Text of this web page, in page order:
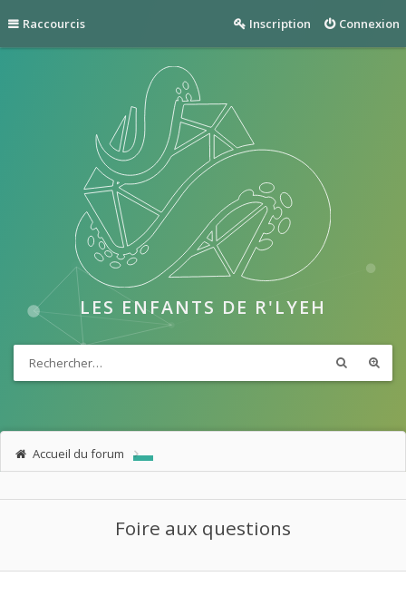
Raccourcis Connexion
Inscription
LES ENFANTS DE R'LYEH
Accueil du forum
Foire aux questions